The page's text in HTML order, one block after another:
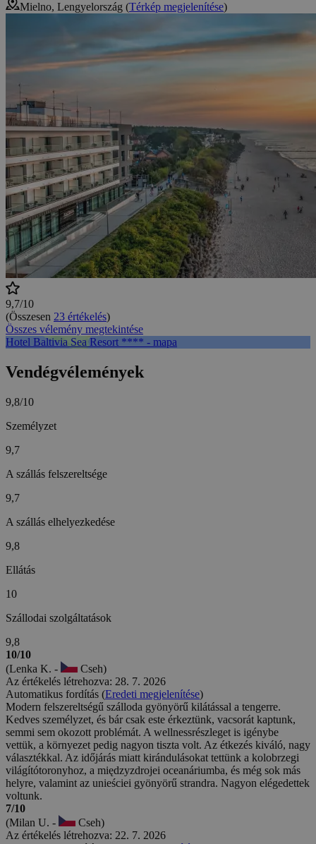
Mielno, Lengyelország (Térkép megjelenítése)
9,7/10
(Összesen 23 értékelés)
Összes vélemény megtekintése
Hotel Baltivia Sea Resort **** - mapa
Vendégvélemények
9,8/10
Személyzet
9,7
A szállás felszereltsége
9,7
A szállás elhelyezkedése
9,8
Ellátás
10
Szállodai szolgáltatások
9,8
10/10
(Lenka K. -
Cseh)
Az értékelés létrehozva: 28. 7. 2026
Automatikus fordítás (Eredeti megjelenítése)
Modern felszereltségű szálloda gyönyörű kilátással a tengerre.
Kedves személyzet, és bár csak este érkeztünk, vacsorát kaptunk,
semmi sem okozott problémát. A wellnessrészleget is igénybe
vettük, a környezet pedig nagyon tiszta volt. Az étkezés kiváló, nagy
választékkal. Az időjárás miatt kirándulásokat tettünk a kolobrzegi
világítótoronyhoz, a międzyzdrojei oceanáriumba, és még sok más
helyre, valamint az unieściei gyönyörű strandra. Nagyon elégedettek
voltunk.
7/10
(Milan U. -
Cseh)
Az értékelés létrehozva: 22. 7. 2026